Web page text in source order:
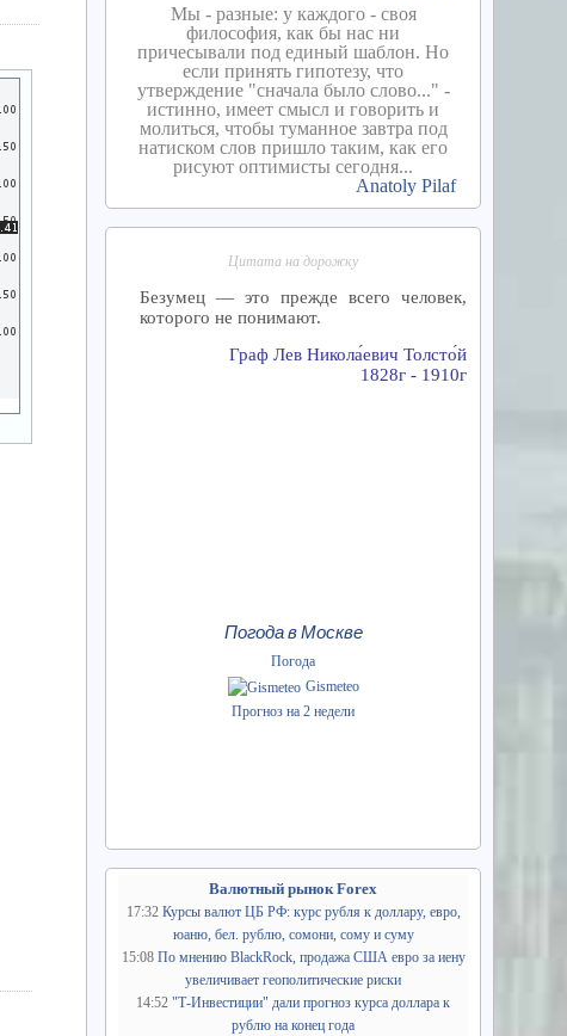
Мы - разные: у каждого - своя
философия, как бы нас ни
причесывали под единый шаблон. Но
если принять гипотезу, что
утверждение "сначала было слово..." -
истинно, имеет смысл и говорить и
молиться, чтобы туманное завтра под
натиском слов пришло таким, как его
рисуют оптимисты сегодня...
Anatoly Pilaf
Цитата на дорожку
Погода в Москве
Погода
Gismeteo
Прогноз на 2 недели
Валютный рынок Forex
17:32 Курсы валют ЦБ РФ: курс рубля к доллару, евро,
юаню, бел. рублю, сомони, сому и суму
15:08 По мнению BlackRock, продажа США евро за иену
увеличивает геополитические риски
14:52 "Т-Инвестиции" дали прогноз курса доллара к
рублю на конец года